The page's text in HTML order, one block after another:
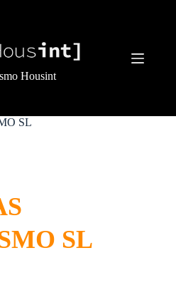
Housint
SL
SL